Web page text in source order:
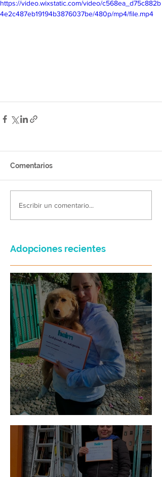
https://video.wixstatic.com/video/c568ea_d75c882b
4e2c487eb19194b3876037be/480p/mp4/file.mp4
Comentarios
Escribir un comentario...
Adopciones recientes
Bellota